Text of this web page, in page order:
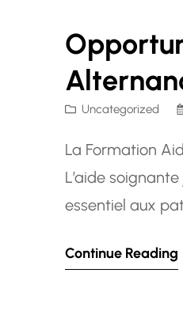
Uncategorized
La Formation
L’aide
essentiel aux
alternance offre
Continue Reading